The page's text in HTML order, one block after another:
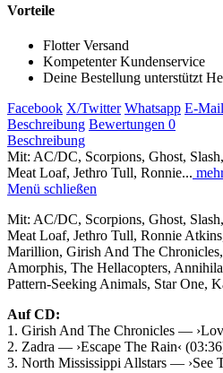
Vorteile
Flotter Versand
Kompetenter Kundenservice
Deine Bestellung unterstützt
Facebook X/Twitter Whatsapp E-Mail
Beschreibung Bewertungen 0
Beschreibung
Mit: AC/DC, Scorpions, Ghost,
Meat Loaf, Jethro Tull, Ronnie...
Menü schließen
Mit: AC/DC, Scorpions, Ghost,
Meat Loaf, Jethro Tull, Ronnie
Marillion, Girish And The
Amorphis, The Hellacopters,
Pattern-Seeking Animals, Star One,
Auf CD:
1. Girish And The Chronicles —
2. Zadra — ›Escape The Rain‹
3. North Mississippi Allstars — ›See